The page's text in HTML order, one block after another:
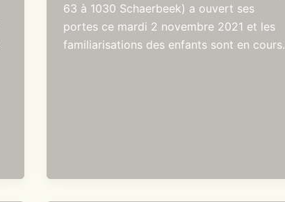
63 à 1030 Schaerbeek) a ouvert ses
portes ce mardi 2 novembre 2021 et les
familiarisations des enfants sont en cours.